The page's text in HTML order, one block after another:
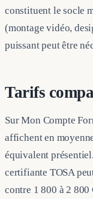
constituent le socle
(montage vidéo,
puissant peut être
Tarifs
Sur Mon Compte
affichent en
équivalent
certifiante TOSA
contre 1 800 à 2 800